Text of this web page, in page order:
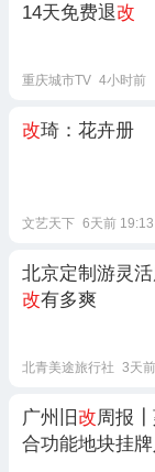
14天免费退改
重庆城市TV 4小时前
改琦：花卉册
文艺天下 6天前 19:13
北京定制游灵
改有多爽
北青美途旅行社 3天
广州旧改周报┃
合功能地块挂牌